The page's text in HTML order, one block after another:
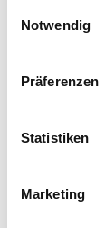
Notwendig
Präferenzen
Statistiken
Marketing